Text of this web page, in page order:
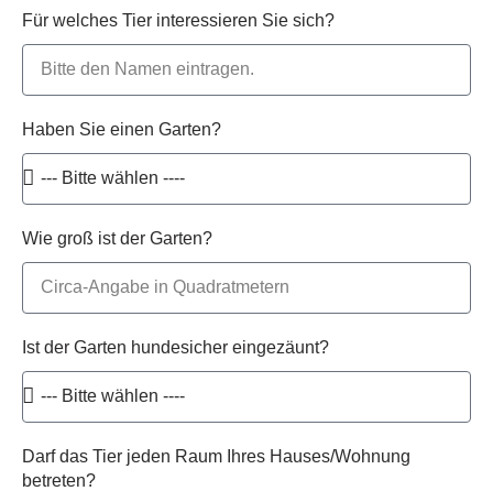
Für welches Tier interessieren Sie sich?
Haben Sie einen Garten?
Wie groß ist der Garten?
Ist der Garten hundesicher eingezäunt?
Darf das Tier jeden Raum Ihres Hauses/Wohnung
betreten?